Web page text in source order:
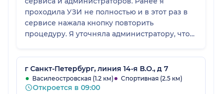
проходила УЗИ не полностью и в этот раз в
сервисе нажала кнопку повторить
процедуру. Я уточняла администратору, что
друг друга не до конца поняли, и в итоге мне
сделали полное УЗИ малого таза, то есть
другую процедуру. Я оплатила, так как
обследование уже было проведено, но
г Санкт-Петербург, линия 14-я В.О., д 7
Василеостровская (1.2 км) Спортивная (2.5 км)
Откроется в 09:00